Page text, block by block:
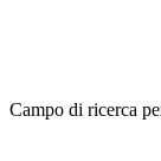
Campo di ricerca